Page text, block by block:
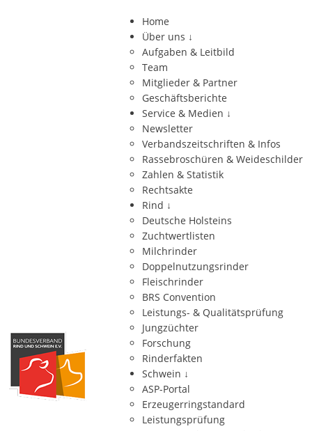
Home
Über uns ↓
Aufgaben & Leitbild
Team
Mitglieder & Partner
Geschäftsberichte
Service & Medien ↓
Newsletter
Verbandszeitschriften & Infos
Rassebroschüren & Weideschilder
Zahlen & Statistik
Rechtsakte
Rind ↓
Deutsche Holsteins
Zuchtwertlisten
Milchrinder
Doppelnutzungsrinder
Fleischrinder
BRS Convention
Leistungs- & Qualitätsprüfung
Jungzüchter
Forschung
Rinderfakten
Schwein ↓
ASP-Portal
Erzeugerringstandard
Leistungsprüfung